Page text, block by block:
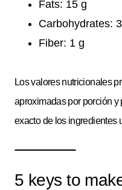
Fats: 15 g
Carbohydrates:
Fiber: 1 g
Los valores nutricionales
aproximadas por porción
exacto de los ingredientes
5 keys to